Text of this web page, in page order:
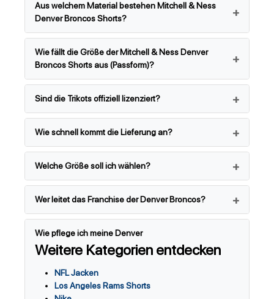
Aus welchem Material bestehen Mitchell & Ness
Denver Broncos Shorts?
Wie fällt die Größe der Mitchell & Ness Denver
Broncos Shorts aus (Passform)?
Sind die Trikots offiziell lizenziert?
Wie schnell kommt die Lieferung an?
Welche Größe soll ich wählen?
Wer leitet das Franchise der Denver Broncos?
Wie pflege ich meine Denver
Weitere Kategorien entdecken
NFL Jacken
Los Angeles Rams Shorts